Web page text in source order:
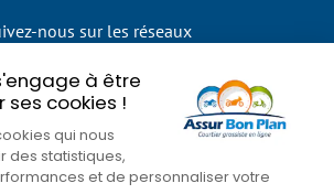
à être
cookies !
qui nous
des statistiques,
et de personnaliser votre
nous sur les réseaux